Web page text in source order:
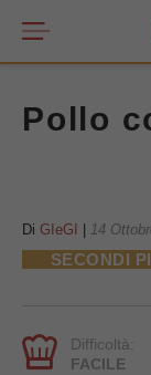
Pollo
Di GIeGI 14
SECONDI
Difficoltà:
FACILE